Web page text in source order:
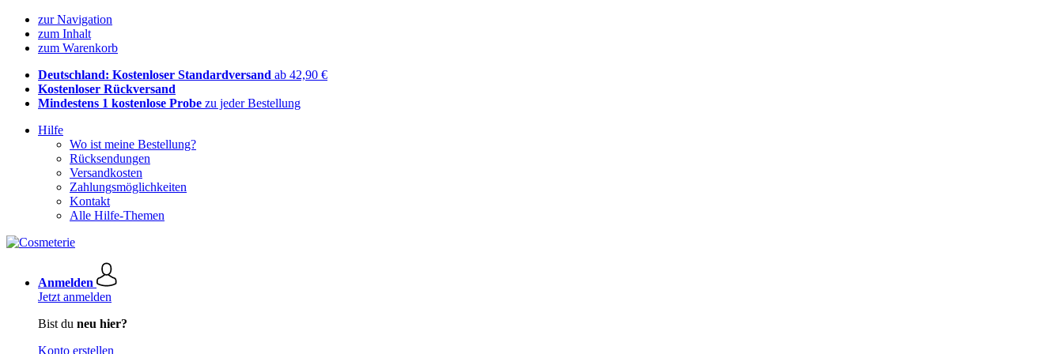
zur Navigation
zum Inhalt
zum Warenkorb
Deutschland: Kostenloser Standardversand ab 42,90 €
Kostenloser Rückversand
Mindestens 1 kostenlose Probe zu jeder Bestellung
Hilfe
Wo ist meine Bestellung?
Rücksendungen
Versandkosten
Zahlungsmöglichkeiten
Kontakt
Alle Hilfe-Themen
Anmelden
Jetzt anmelden
Bist du neu hier?
Konto erstellen